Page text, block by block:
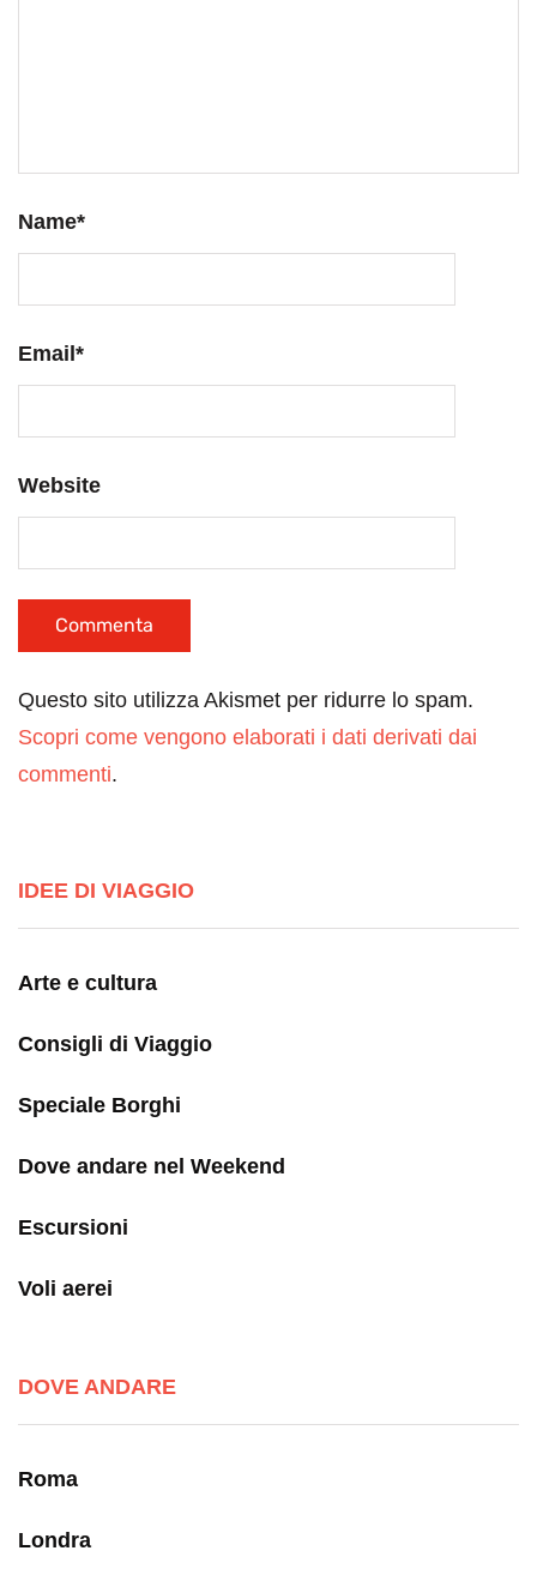
Name*
Email*
Website
Questo sito utilizza Akismet per ridurre lo spam.
Scopri come vengono elaborati i dati derivati dai
commenti.
IDEE DI VIAGGIO
Arte e cultura
Consigli di Viaggio
Speciale Borghi
Dove andare nel Weekend
Escursioni
Voli aerei
DOVE ANDARE
Roma
Londra